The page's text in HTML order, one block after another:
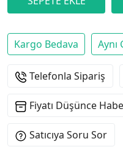
Kargo Bedava Aynı
Telefonla Sipariş
Fiyatı Düşünce
Satıcıya Soru Sor